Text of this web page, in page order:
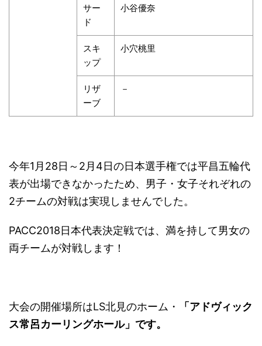
サー
ド
小谷優奈
スキ
ップ
小穴桃里
リザ
ーブ
－
今年1月28日～2月4日の日本選手権では平昌五輪代
表が出場できなかったため、男子・女子それぞれの
2チームの対戦は実現しませんでした。
PACC2018日本代表決定戦では、満を持して男女の
両チームが対戦します！
大会の開催場所はLS北見のホーム・
「アドヴィック
ス常呂カーリングホール」です。